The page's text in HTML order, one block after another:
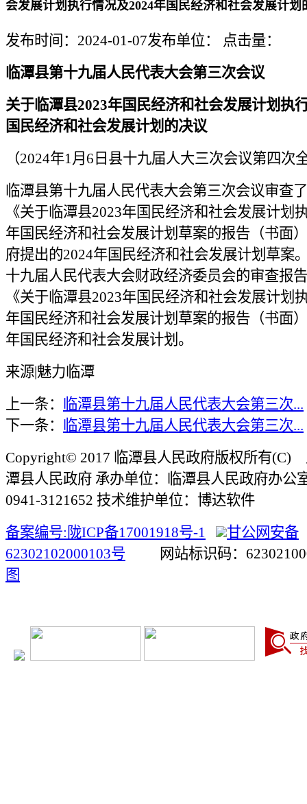
会发展计划执行情况及2024年国民经济和社会发展计划
发布时间：2024-01-07发布单位： 点击量：
临潭县第十九届人民代表大会第三次会议
关于临潭县2023年国民经济和社会发展计划执
国民经济和社会发展计划的决议
（2024年1月6日县十九届人大三次会议第四次
临潭县第十九届人民代表大会第三次会议审查
《关于临潭县2023年国民经济和社会发展计划
年国民经济和社会发展计划草案的报告（书面
府提出的2024年国民经济和社会发展计划草案
十九届人民代表大会财政经济委员会的审查报
《关于临潭县2023年国民经济和社会发展计划
年国民经济和社会发展计划草案的报告（书面
年国民经济和社会发展计划。
来源|魅力临潭
上一条： 临潭县第十九届人民代表大会第三次...
下一条： 临潭县第十九届人民代表大会第三次...
Copyright© 2017 临潭县人民政府版权所有(C)
潭县人民政府 承办单位：临潭县人民政府办
0941-3121652 技术维护单位：博达软件
备案编号:陇ICP备17001918号-1
甘公网安备
62302102000103号 网站标识码：
图